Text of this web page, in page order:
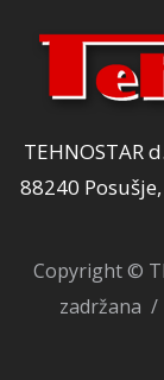
TEHNOSTAR
88240
Copyright ©
zadržana /